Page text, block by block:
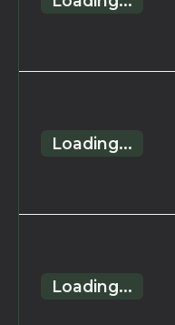
Loading...
Loading...